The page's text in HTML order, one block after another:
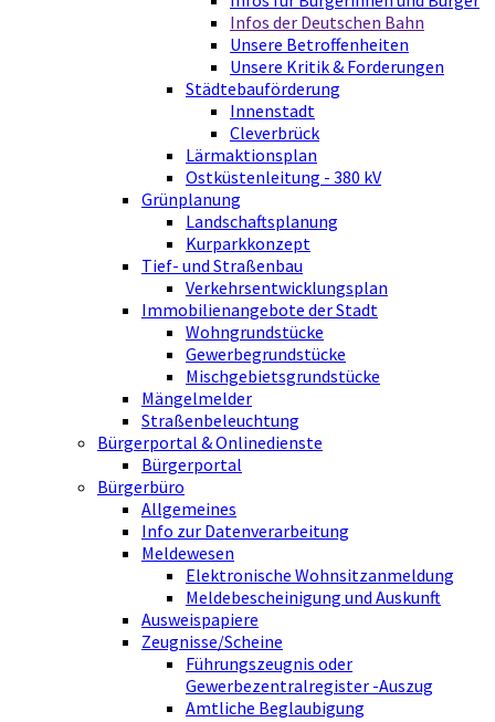
Infos der Deutschen Bahn
Unsere Betroffenheiten
Unsere Kritik & Forderungen
Städtebauförderung
Innenstadt
Cleverbrück
Lärmaktionsplan
Ostküstenleitung - 380 kV
Grünplanung
Landschaftsplanung
Kurparkkonzept
Tief- und Straßenbau
Verkehrsentwicklungsplan
Immobilienangebote der Stadt
Wohngrundstücke
Gewerbegrundstücke
Mischgebietsgrundstücke
Mängelmelder
Straßenbeleuchtung
Bürgerportal & Onlinedienste
Bürgerportal
Bürgerbüro
Allgemeines
Info zur Datenverarbeitung
Meldewesen
Elektronische Wohnsitzanmeldung
Meldebescheinigung und Auskunft
Ausweispapiere
Zeugnisse/Scheine
Führungszeugnis oder
Gewerbezentralregister -Auszug
Amtliche Beglaubigung